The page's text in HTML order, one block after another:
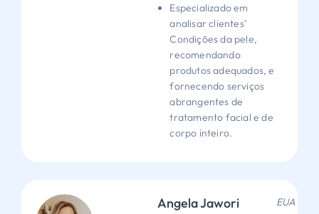
Especializado em
analisar clientes’
Condições da pele,
recomendando
produtos adequados, e
fornecendo serviços
abrangentes de
tratamento facial e de
corpo inteiro.
Angela Jawori EUA